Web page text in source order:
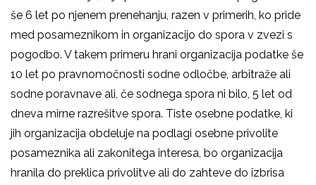
še 6 let po njenem prenehanju, razen v primerih, ko pride
med posameznikom in organizacijo do spora v zvezi s
pogodbo. V takem primeru hrani organizacija podatke še
10 let po pravnomočnosti sodne odločbe, arbitraže ali
sodne poravnave ali, če sodnega spora ni bilo, 5 let od
dneva mirne razrešitve spora. Tiste osebne podatke, ki
jih organizacija obdeluje na podlagi osebne privolite
posameznika ali zakonitega interesa, bo organizacija
hranila do preklica privolitve ali do zahteve do izbrisa